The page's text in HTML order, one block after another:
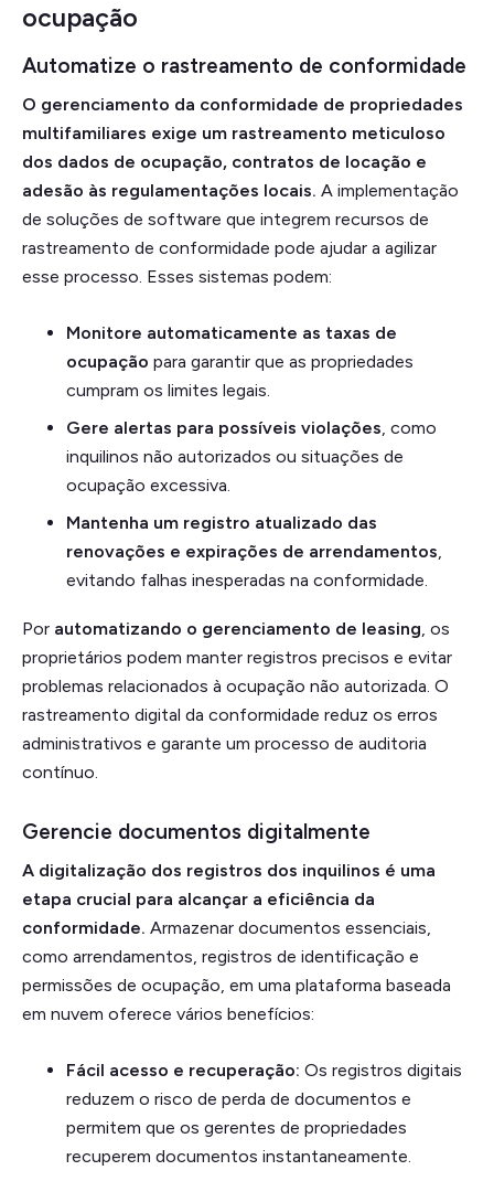
ocupação
Automatize o rastreamento de conformidade
O gerenciamento da conformidade de propriedades
multifamiliares exige um rastreamento meticuloso
dos dados de ocupação, contratos de locação e
adesão às regulamentações locais. A implementação
de soluções de software que integrem recursos de
rastreamento de conformidade pode ajudar a agilizar
esse processo. Esses sistemas podem:
Monitore automaticamente as taxas de
ocupação para garantir que as propriedades
cumpram os limites legais.
Gere alertas para possíveis violações, como
inquilinos não autorizados ou situações de
ocupação excessiva.
Mantenha um registro atualizado das
renovações e expirações de arrendamentos,
evitando falhas inesperadas na conformidade.
Por automatizando o gerenciamento de leasing, os
proprietários podem manter registros precisos e evitar
problemas relacionados à ocupação não autorizada. O
rastreamento digital da conformidade reduz os erros
administrativos e garante um processo de auditoria
contínuo.
Gerencie documentos digitalmente
A digitalização dos registros dos inquilinos é uma
etapa crucial para alcançar a eficiência da
conformidade. Armazenar documentos essenciais,
como arrendamentos, registros de identificação e
permissões de ocupação, em uma plataforma baseada
em nuvem oferece vários benefícios:
Fácil acesso e recuperação: Os registros digitais
reduzem o risco de perda de documentos e
permitem que os gerentes de propriedades
recuperem documentos instantaneamente.